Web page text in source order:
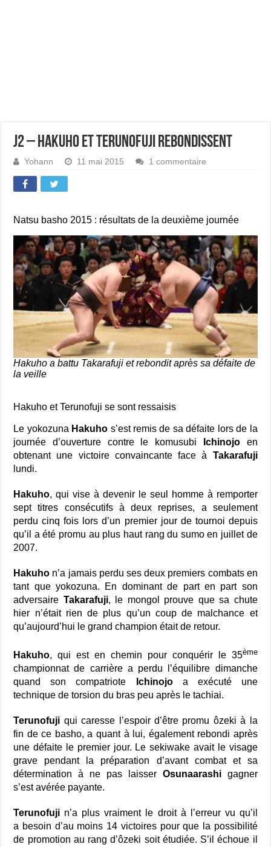
J2 – Hakuho et Terunofuji rebondissent
Yohann 11 mai 2015 1 commentaire
Natsu basho 2015 : résultats de la deuxième journée
Hakuho a battu Takarafuji et rebondit après sa défaite de
la veille
Hakuho et Terunofuji se sont ressaisis
Le yokozuna Hakuho s’est remis de sa défaite lors de la
journée d’ouverture contre le komusubi
Ichinojo en
obtenant une victoire convaincante face à Takarafuji
lundi.
Hakuho, qui vise à devenir le seul homme à remporter
sept titres consécutifs à deux reprises, a seulement
perdu cinq fois lors d’un premier jour de tournoi depuis
qu’il a été promu au plus haut rang du sumo en juillet de
2007.
Hakuho n’a jamais perdu ses deux premiers combats en
tant que yokozuna. En dominant de part en part son
adversaire Takarafuji, le mongol prouve que sa chute
hier n’était rien de plus qu’un coup de malchance et
qu’aujourd’hui le grand champion était de retour.
Hakuho, qui est en chemin pour conquérir le 35ème
championnat de carrière a perdu l’équilibre dimanche
quand son compatriote
Ichinojoa exécuté une
technique de torsion du bras peu après le tachiai.
Terunofuji qui caresse l’espoir d’être promu ôzeki à la
fin de ce basho, a quant à lui, également rebondi après
une défaite le premier jour. Le sekiwake avait le visage
grave pendant la préparation d’avant combat et sa
détermination à ne pas laisser Osunaarashigagner
s’est avérée payante.
Terunofuji n’a plus vraiment le droit à l’erreur vu qu’il
a besoin d’au moins 14 victoires pour que la possibilité
de promotion au rang d’ôzeki soit étudiée. S’il échoue il